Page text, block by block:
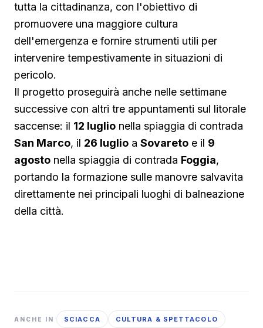
tutta la cittadinanza, con l'obiettivo di
promuovere una maggiore cultura
dell'emergenza e fornire strumenti utili per
intervenire tempestivamente in situazioni di
pericolo.
Il progetto proseguirà anche nelle settimane
successive con altri tre appuntamenti sul litorale
saccense: il 12 luglio nella spiaggia di contrada
San Marco, il 26 luglio a Sovareto e il 9
agosto nella spiaggia di contrada Foggia,
portando la formazione sulle manovre salvavita
direttamente nei principali luoghi di balneazione
della città.
ANCHE IN SCIACCA CULTURA & SPETTACOLO